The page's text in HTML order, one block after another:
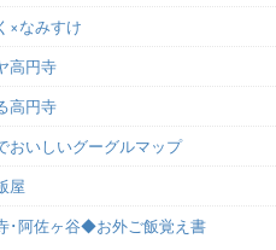
×なみすけ
高円寺
高円寺
おいしいグーグルマップ
屋
･阿佐ヶ谷◆お外ご飯覚え書